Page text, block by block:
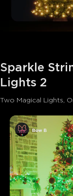
Sparkle
Lights 2
Two Magical Lights,